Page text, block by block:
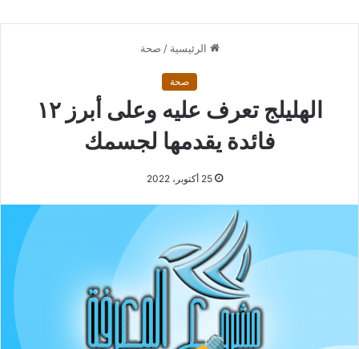
الرئيسية / صحة
صحة
الهليلج تعرف عليه وعلى أبرز ١٢
فائدة يقدمها لجسمك
25 أكتوبر، 2022